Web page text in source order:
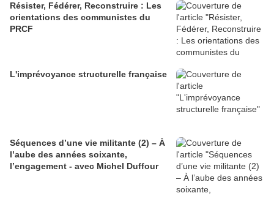
Résister, Fédérer, Reconstruire : Les
orientations des communistes du
PRCF
L'imprévoyance structurelle française
Séquences d’une vie militante (2) – À
l’aube des années soixante,
l’engagement - avec Michel Duffour